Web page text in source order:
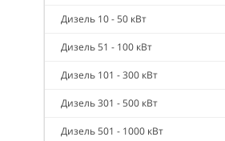
Дизель 10 - 50 кВт
Дизель 51 - 100 кВт
Дизель 101 - 300 кВт
Дизель 301 - 500 кВт
Дизель 501 - 1000 кВт